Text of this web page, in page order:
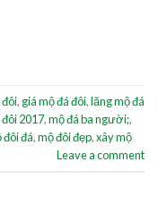
đôi, giá mộ đá đôi,lăng mộ đá
2017,mộ đá ba người;,
đôi đá,mộ đôi đẹp,xây mộ
Leave a comment